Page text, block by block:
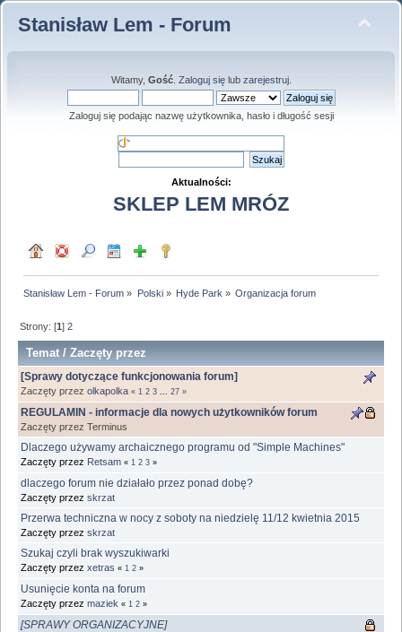
Stanisław Lem - Forum
Witamy, Gość. Zaloguj sięlub zarejestruj.
Zaloguj się podając nazwę użytkownika, hasło i długość sesji
Aktualności:
SKLEP LEM MRÓZ
Stanisław Lem - Forum » Polski» Hyde Park » Organizacja forum
Strony: [1]2
Temat /Zaczęty przez
[Sprawy dotyczące funkcjonowania forum]
Zaczęty przez olkapolka « 1 2 3 27 »
REGULAMIN - informacje dla nowych użytkowników forum
Zaczęty przez Terminus
Dlaczego używamy archaicznego programu od "Simple Machines"
Zaczęty przez Retsam « 1 2 3 »
dlaczego forum nie działało przez ponad dobę?
Zaczęty przez skrzat
Przerwa techniczna w nocy z soboty na niedzielę 11/12 kwietnia 2015
Zaczęty przez skrzat
Szukaj czyli brak wyszukiwarki
Zaczęty przez xetras « 1 2 »
Usunięcie konta na forum
Zaczęty przez maziek « 1 2 »
[SPRAWY ORGANIZACYJNE]